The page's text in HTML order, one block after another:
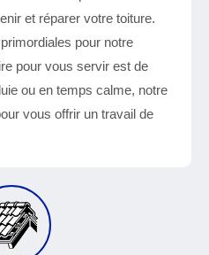
et réparer votre toiture.
pour notre
pour vous servir est de
ou en temps calme, notre
vous offrir un travail de